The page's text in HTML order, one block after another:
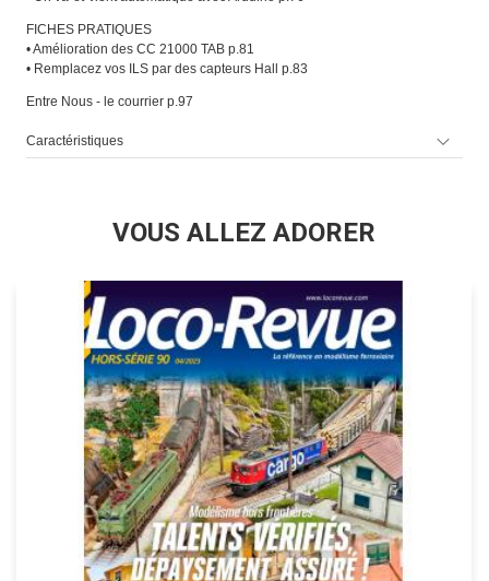
FICHES PRATIQUES
• Amélioration des CC 21000 TAB p.81
• Remplacez vos ILS par des capteurs Hall p.83
Entre Nous - le courrier p.97
Caractéristiques
VOUS ALLEZ ADORER